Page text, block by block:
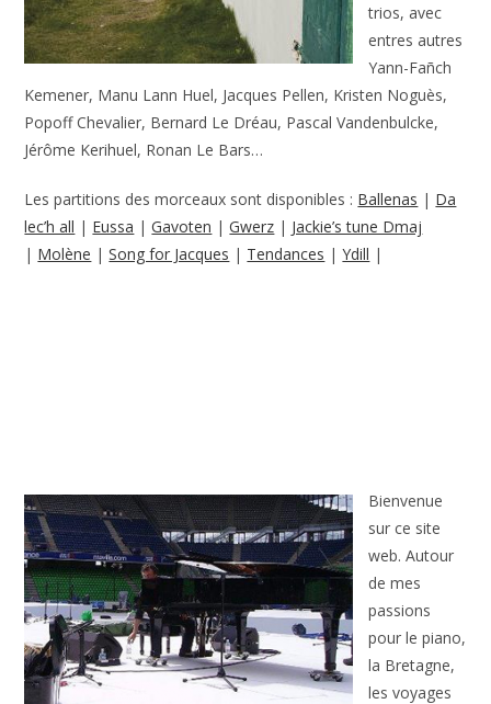
trios, avec
entres autres
Yann-Fañch
Kemener, Manu Lann Huel, Jacques Pellen, Kristen Noguès,
Popoff Chevalier, Bernard Le Dréau, Pascal Vandenbulcke,
Jérôme Kerihuel, Ronan Le Bars…
Les partitions des morceaux sont disponibles : Ballenas | Da
lec’h all | Eussa |Gavoten |Gwerz | Jackie’s tune Dmaj
| Molène |Song for Jacques | Tendances |Ydill |
Bienvenue
sur ce site
web. Autour
de mes
passions
pour le piano,
la Bretagne,
les voyages